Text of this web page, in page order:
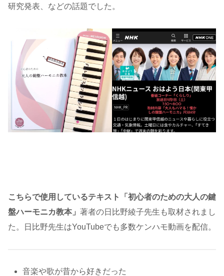
研究発表、などの話題でした。
こちらで使用しているテキスト「初心者のための大人の鍵
盤ハーモニカ教本」 著者の日比野綾子先生も取材されまし
た。日比野先生はYouTubeでも多数ケンハモ動画を配信。
音楽や歌が昔から好きだった